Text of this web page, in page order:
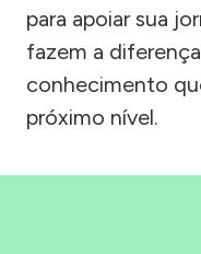
para apoiar sua
fazem a
conhecimento
próximo nível.